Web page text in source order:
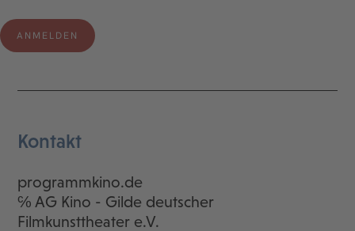
Kontakt
programmkino.de
℅ AG Kino - Gilde deutscher
Filmkunsttheater e.V.